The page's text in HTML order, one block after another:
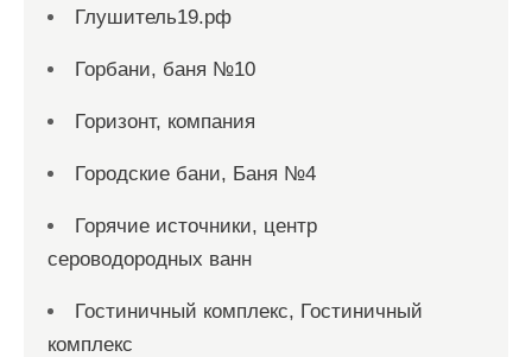
Глушитель19.рф
Горбани, баня №10
Горизонт, компания
Городские бани, Баня №4
Горячие источники, центр
сероводородных ванн
Гостиничный комплекс, Гостиничный
комплекс